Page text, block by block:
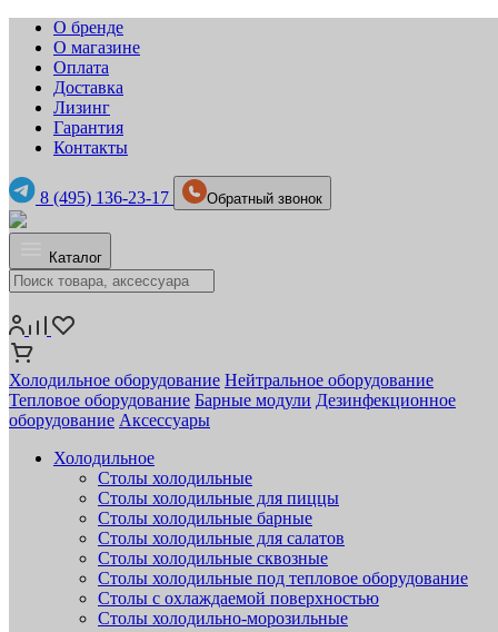
О бренде
О магазине
Оплата
Доставка
Лизинг
Гарантия
Контакты
8 (495) 136-23-17 Обратный звонок
Каталог
Холодильное оборудование Нейтральное оборудование
Тепловое оборудование Барные модули Дезинфекционное
оборудование Аксессуары
Холодильное
Столы холодильные
Столы холодильные для пиццы
Столы холодильные барные
Столы холодильные для салатов
Столы холодильные сквозные
Столы холодильные под тепловое оборудование
Столы с охлаждаемой поверхностью
Столы холодильно-морозильные